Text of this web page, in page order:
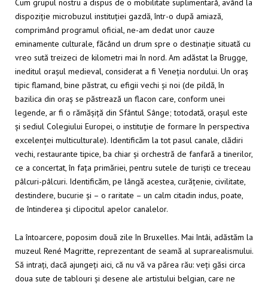
Cum grupul nostru a dispus de o mobilitate suplimentară, având la
dispoziție microbuzul instituției gazdă, într-o după amiază,
comprimând programul oficial, ne-am dedat unor cauze
eminamente culturale, făcând un drum spre o destinație situată cu
vreo sută treizeci de kilometri mai în nord. Am adăstat la Brugge,
ineditul orașul medieval, considerat a fi Veneția nordului. Un oraș
tipic flamand, bine păstrat, cu efigii vechi și noi (de pildă, în
bazilica din oraș se păstrează un flacon care, conform unei
legende, ar fi o rămășiță din Sfântul Sânge; totodată, orașul este
și sediul Colegiului Europei, o instituție de formare în perspectiva
excelenței multiculturale). Identificăm la tot pasul canale, clădiri
vechi, restaurante tipice, ba chiar și orchestră de fanfară a tinerilor,
ce a concertat, în fața primăriei, pentru sutele de turiști ce treceau
pâlcuri-pâlcuri. Identificăm, pe lângă acestea, curățenie, civilitate,
destindere, bucurie și – o raritate – un calm citadin indus, poate,
de întinderea și clipocitul apelor canalelor.
La întoarcere, poposim două zile în Bruxelles. Mai întâi, adăstăm la
muzeul René Magritte, reprezentant de seamă al suprarealismului.
Să intrați, dacă ajungeți aici, că nu vă va părea rău: veți găsi circa
doua sute de tablouri și desene ale artistului belgian, care ne